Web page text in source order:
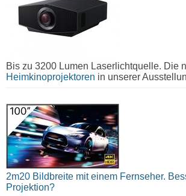
Bis zu 3200 Lumen Laserlichtquelle. Die
Heimkinoprojektoren in unserer
2m20 Bildbreite mit einem Fernseher.
Projektion?